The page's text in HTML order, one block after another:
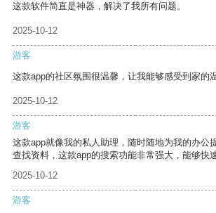
这款软件简直是神器，解决了我所有问题。
2025-10-12
游客
这款app的社区氛围很温馨，让我能够感受到家的温
2025-10-12
游客
这款app就像我的私人助理，随时随地为我的办公
查找资料，这款app的搜索功能非常强大，能够快
2025-10-12
游客